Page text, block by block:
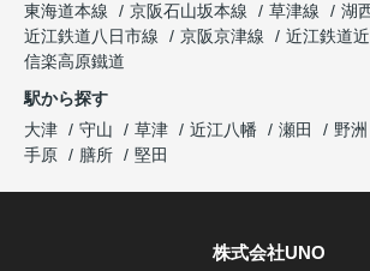
東海道本線
京阪石山坂本線 草津線
湖
近江鉄道八日市線
京阪京津線
近江鉄道
信楽高原鐵道
駅から探す
大津
守山 草津 近江八幡 瀬田 野洲
手原
膳所 堅田
株式会社UNO